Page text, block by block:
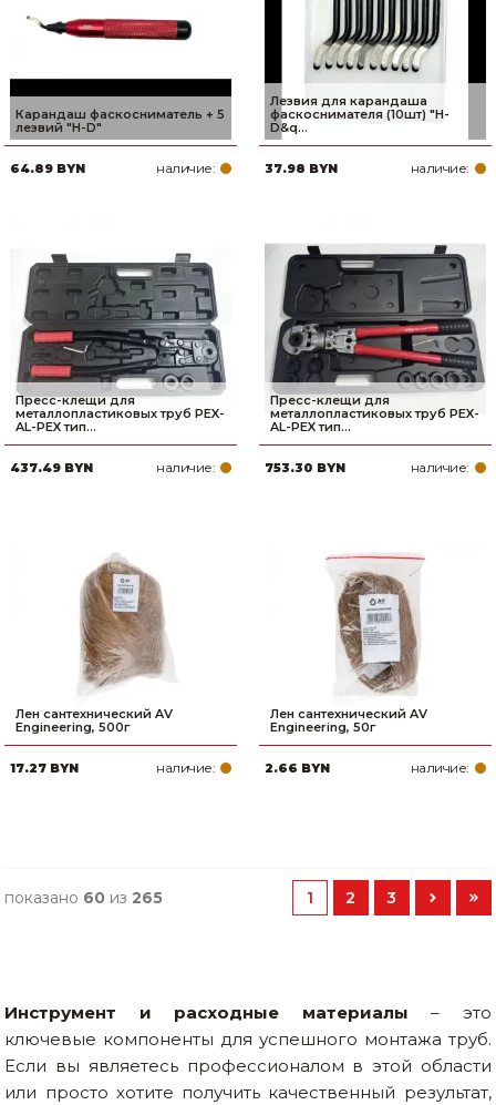
Карандаш фаскосниматель + 5
лезвий "H-D"
64.89 BYN наличие:
Лезвия для карандаша
фаскоснимателя (10шт) "H-
D&q...
37.98 BYN наличие:
Пресс-клещи для
металлопластиковых труб PEX-
AL-PEX тип...
437.49 BYN наличие:
Пресс-клещи для
металлопластиковых труб PEX-
AL-PEX тип...
753.30 BYN наличие:
Лен сантехнический AV
Engineering, 500г
17.27 BYN наличие:
Лен сантехнический AV
Engineering, 50г
2.66 BYN наличие:
показано 60 из265 1 2 3
Инструмент и расходные материалы – это
ключевые компоненты для успешного монтажа труб.
Если вы являетесь профессионалом в этой области
или просто хотите получить качественный результат,